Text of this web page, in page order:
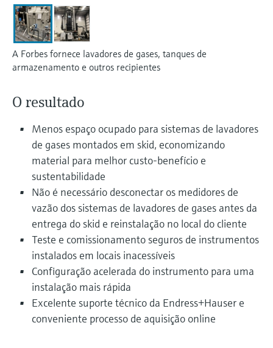
Device Viewer
Find product-specific information and
documentation
Find spare parts by product root, order code,
or serial number
Medição de nível com pressão
Comprar tudo
Tecnologia Memosens
Comprar tudo
do processo para tomada de
decisões
A Forbes fornece lavadores de gases, tanques de
armazenamento e outros recipientes
O resultado
Menos espaço ocupado para sistemas de lavadores
de gases montados em skid, economizando
material para melhor custo-benefício e
sustentabilidade
Não é necessário desconectar os medidores de
vazão dos sistemas de lavadores de gases antes da
entrega do skid e reinstalação no local do cliente
Teste e comissionamento seguros de instrumentos
instalados em locais inacessíveis
Configuração acelerada do instrumento para uma
instalação mais rápida
Excelente suporte técnico da Endress+Hauser e
conveniente processo de aquisição online